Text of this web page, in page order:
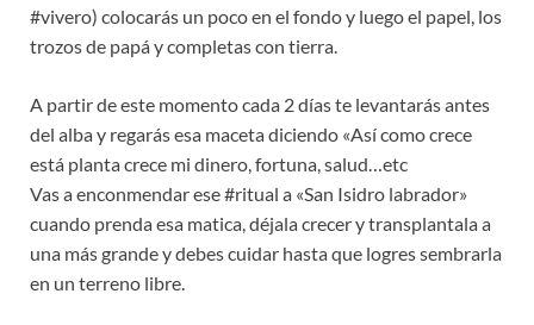
#vivero) colocarás un poco en el fondo y luego el papel, los
trozos de papá y completas con tierra.
A partir de este momento cada 2 días te levantarás antes
del alba y regarás esa maceta diciendo «Así como crece
está planta crece mi dinero, fortuna, salud…etc
Vas a enconmendar ese #ritual a «San Isidro labrador»
cuando prenda esa matica, déjala crecer y transplantala a
una más grande y debes cuidar hasta que logres sembrarla
en un terreno libre.